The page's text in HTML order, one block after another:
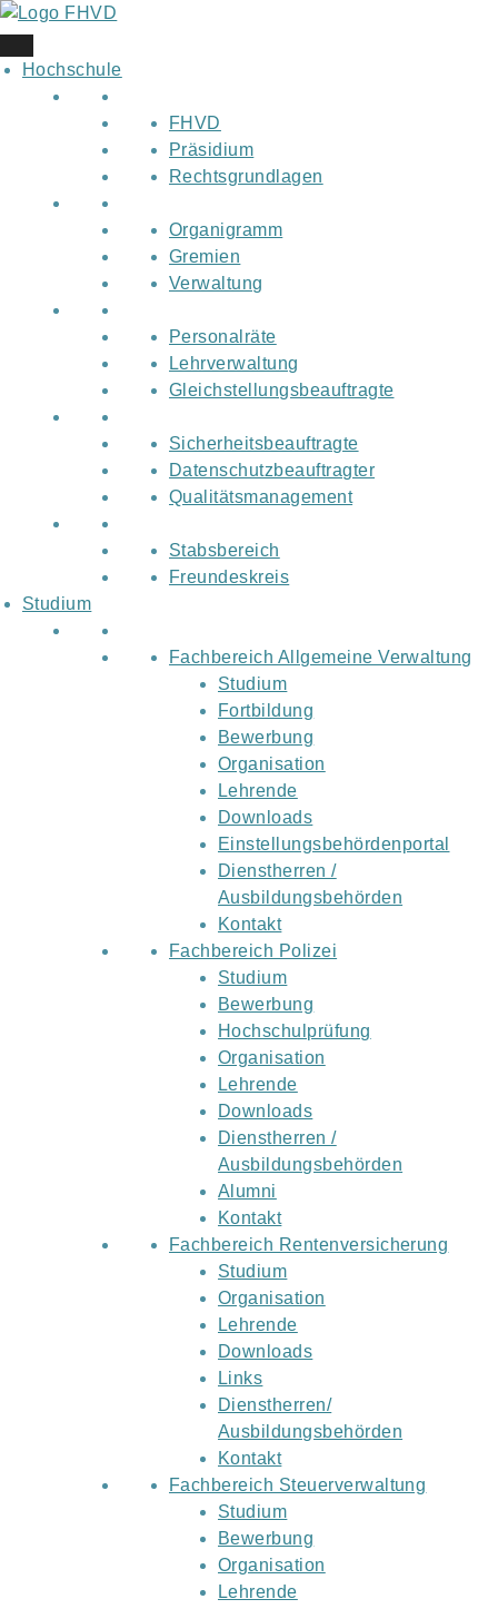
Skip
to
content
Hochschule
FHVD
Präsidium
Rechtsgrundlagen
Organigramm
Gremien
Verwaltung
Personalräte
Lehrverwaltung
Gleichstellungsbeauftragte
Sicherheitsbeauftragte
Datenschutzbeauftragter
Qualitätsmanagement
Stabsbereich
Freundeskreis
Studium
Fachbereich Allgemeine Verwaltung
Studium
Fortbildung
Bewerbung
Organisation
Lehrende
Downloads
Einstellungsbehördenportal
Dienstherren /
Ausbildungsbehörden
Kontakt
Fachbereich Polizei
Studium
Bewerbung
Hochschulprüfung
Organisation
Lehrende
Downloads
Dienstherren /
Ausbildungsbehörden
Alumni
Kontakt
Fachbereich Rentenversicherung
Studium
Organisation
Lehrende
Downloads
Links
Dienstherren/
Ausbildungsbehörden
Kontakt
Fachbereich Steuerverwaltung
Studium
Bewerbung
Organisation
Lehrende